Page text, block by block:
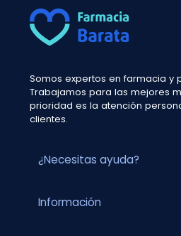
Somos expertos en farmacia y
Trabajamos para las mejores
prioridad es la atención
clientes.
¿Necesitas ayuda?
Información